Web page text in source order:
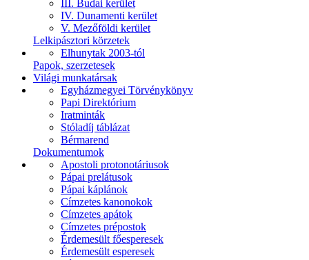
III. Budai kerület
IV. Dunamenti kerület
V. Mezőföldi kerület
Lelkipásztori körzetek
Elhunytak 2003-tól
Papok, szerzetesek
Világi munkatársak
Egyházmegyei Törvénykönyv
Papi Direktórium
Iratminták
Stóladíj táblázat
Bérmarend
Dokumentumok
Apostoli protonotáriusok
Pápai prelátusok
Pápai káplánok
Címzetes kanonokok
Címzetes apátok
Címzetes prépostok
Érdemesült főesperesek
Érdemesült esperesek